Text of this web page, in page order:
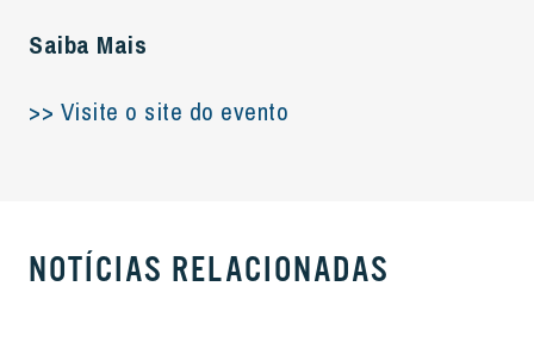
Saiba Mais
>> Visite o site do evento
NOTÍCIAS RELACIONADAS